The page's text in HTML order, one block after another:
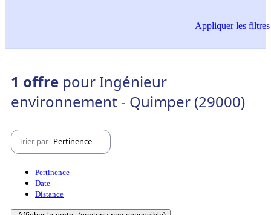
Appliquerles filtres
1 offre pour Ingénieur
environnement - Quimper (29000)
Trier par Pertinence
Pertinence
Date
Distance